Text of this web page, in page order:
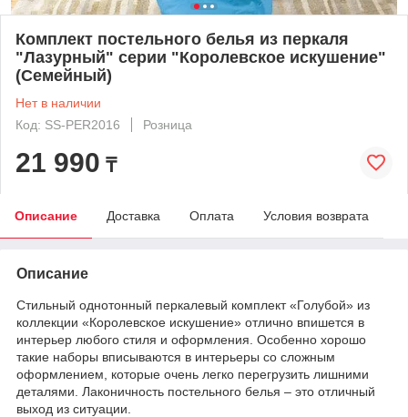
Комплект постельного белья из перкаля
"Лазурный" серии "Королевское искушение"
(Семейный)
Нет в наличии
Код: SS-PER2016
Розница
21 990 ₸
Описание Доставка Оплата Условия возврата
Описание
Стильный однотонный перкалевый комплект «Голубой» из
коллекции «Королевское искушение» отлично впишется в
интерьер любого стиля и оформления. Особенно хорошо
такие наборы вписываются в интерьеры со сложным
оформлением, которые очень легко перегрузить лишними
деталями. Лаконичность постельного белья – это отличный
выход из ситуации.